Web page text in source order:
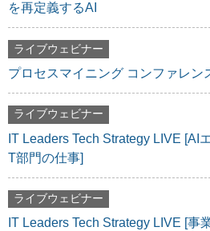
を再定義するAI
ライブウェビナー
プロセスマイニング コンファレン
ライブウェビナー
IT Leaders Tech Strategy LIVE [AI
T部門の仕事]
ライブウェビナー
IT Leaders Tech Strategy LIVE [事